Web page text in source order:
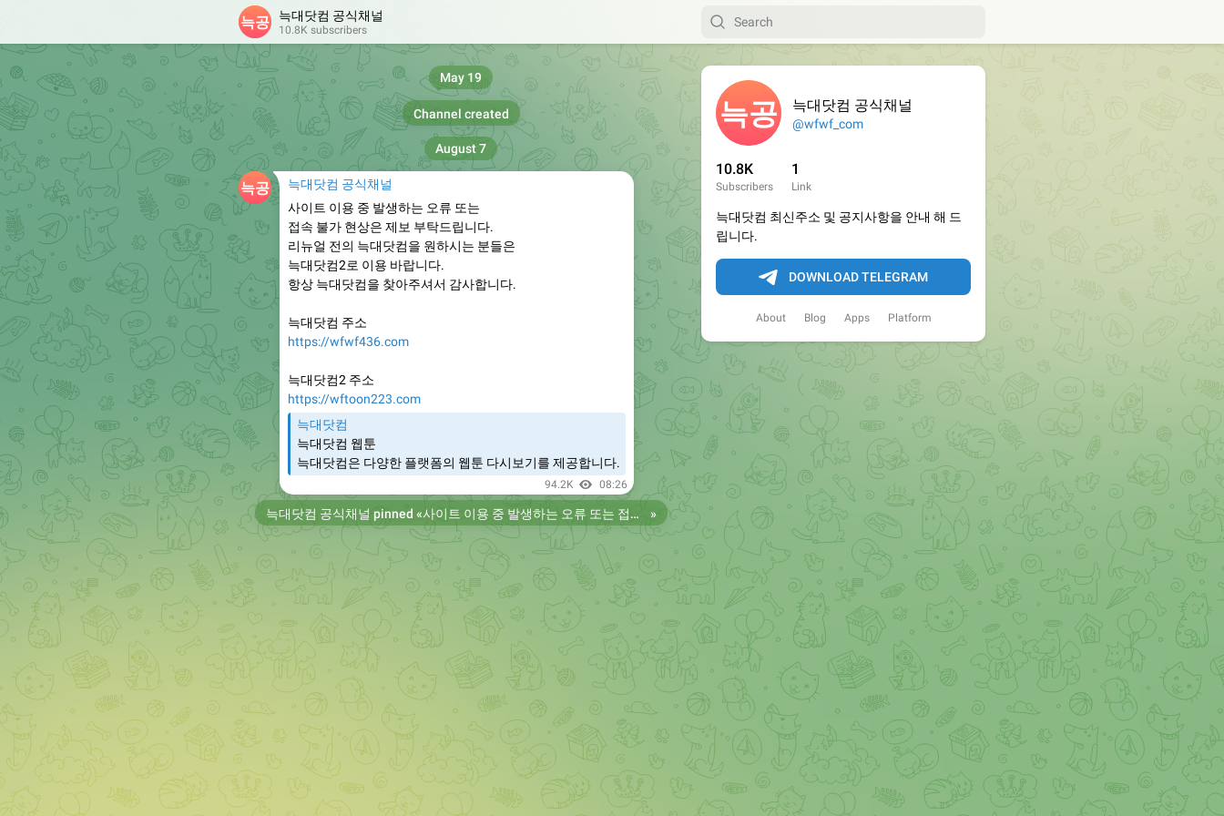
늑대닷컴 공식채널
@wfwf_com
10.8K
Subscribers
1
Link
늑대닷컴 최신주소 및 공지사항을 안내 해 드
립니다.
DOWNLOAD TELEGRAM
About Blog Apps Platform
늑대닷컴 공식채널
10.8K subscribers
Channel created
May 19
늑대닷컴 공식채널
사이트 이용 중 발생하는 오류 또는
접속 불가 현상은 제보 부탁드립니다.
리뉴얼 전의 늑대닷컴을 원하시는 분들은
늑대닷컴2로 이용 바랍니다.
항상 늑대닷컴을 찾아주셔서 감사합니다.
늑대닷컴 주소
https://wfwf436.com
늑대닷컴2 주소
https://wftoon223.com
늑대닷컴
늑대닷컴 웹툰
늑대닷컴은 다양한 플랫폼의 웹툰 다시보기를 제공합니다.
94.2K 08:26
August 7
늑대닷컴 공식채널 pinned « 사이트 이용 중 발생하는 오류 또는 접속 불가 현상은 제보 부탁드립니다. 리뉴얼 전의 늑대닷컴을 원하시는 분들은 늑대닷컴2로 이용 바랍니다. 항상 늑대닷컴을 찾아주셔서 감사합니다. 늑대닷컴 주소 https://wfwf436.com 늑대닷컴2 주소 https://wftoon223.com »